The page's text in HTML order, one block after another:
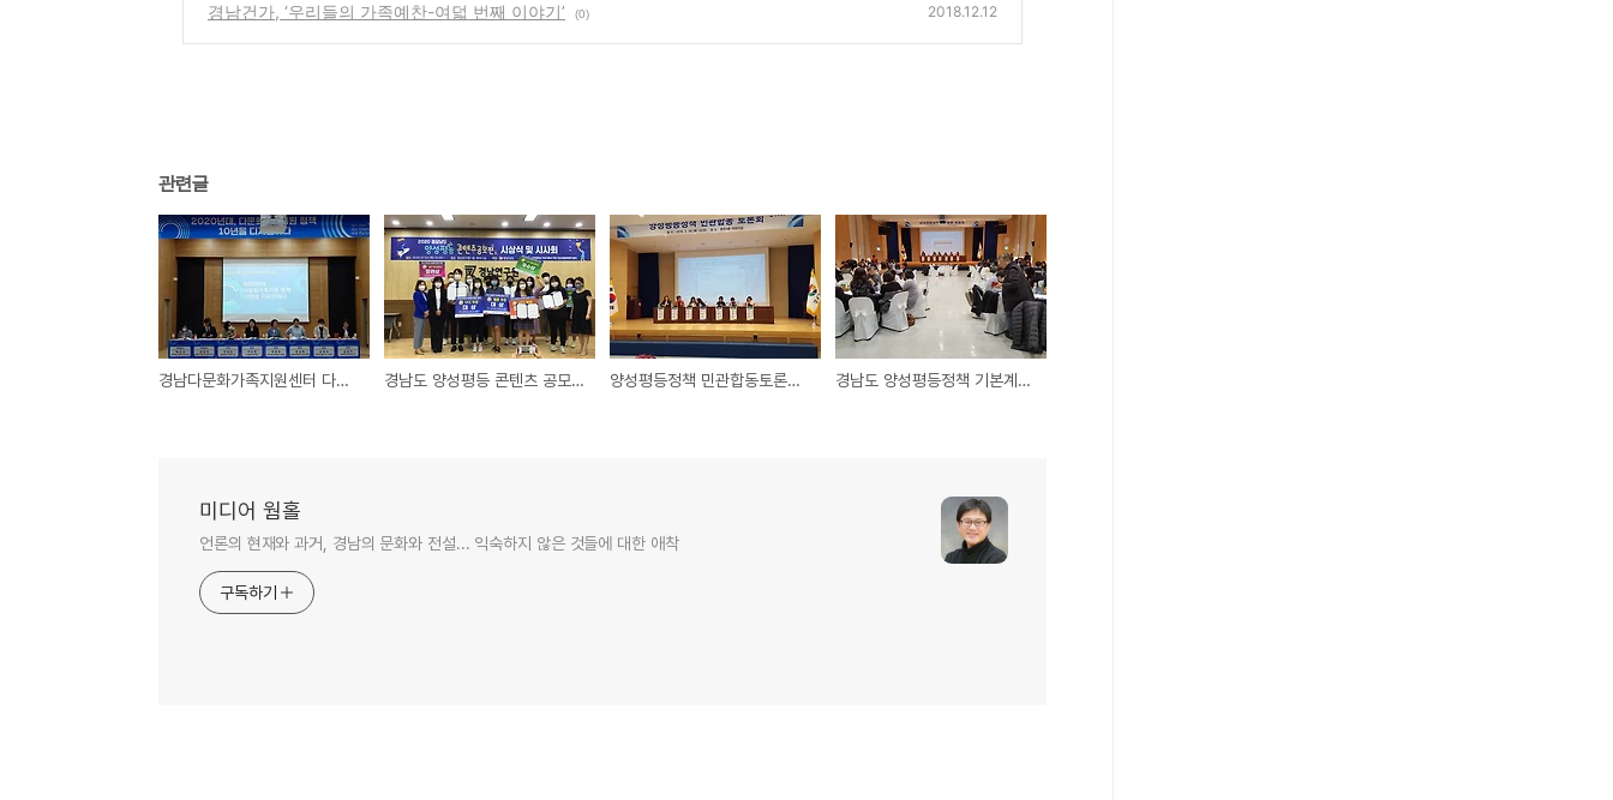
경남건가, ‘우리들의 가족예찬-여덟 번째 이야기’ (0) 2018.12.12
관련글
경남다문화가족지원센터 다문화정책포럼 개최 경남도 양성평등 콘텐츠 공모 UCC ‘청일점씨의 하루’ 대상 양성평등정책 민관합동토론회 분임토의 내용 메모 경남도 양성평등정책 기본계획 민관합동 토론회
미디어 웜홀
언론의 현재와 과거, 경남의 문화와 전설... 익숙하지 않은 것들에 대한 애착
구독하기